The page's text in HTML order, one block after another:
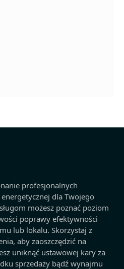
profesjonalnych
dla Twojego
możesz poznać poziom
poprawy efektywności
lub lokalu. Skorzystaj z
aby zaoszczędzić na
uniknąć ustawowej kary za
sprzedaży bądź wynajmu